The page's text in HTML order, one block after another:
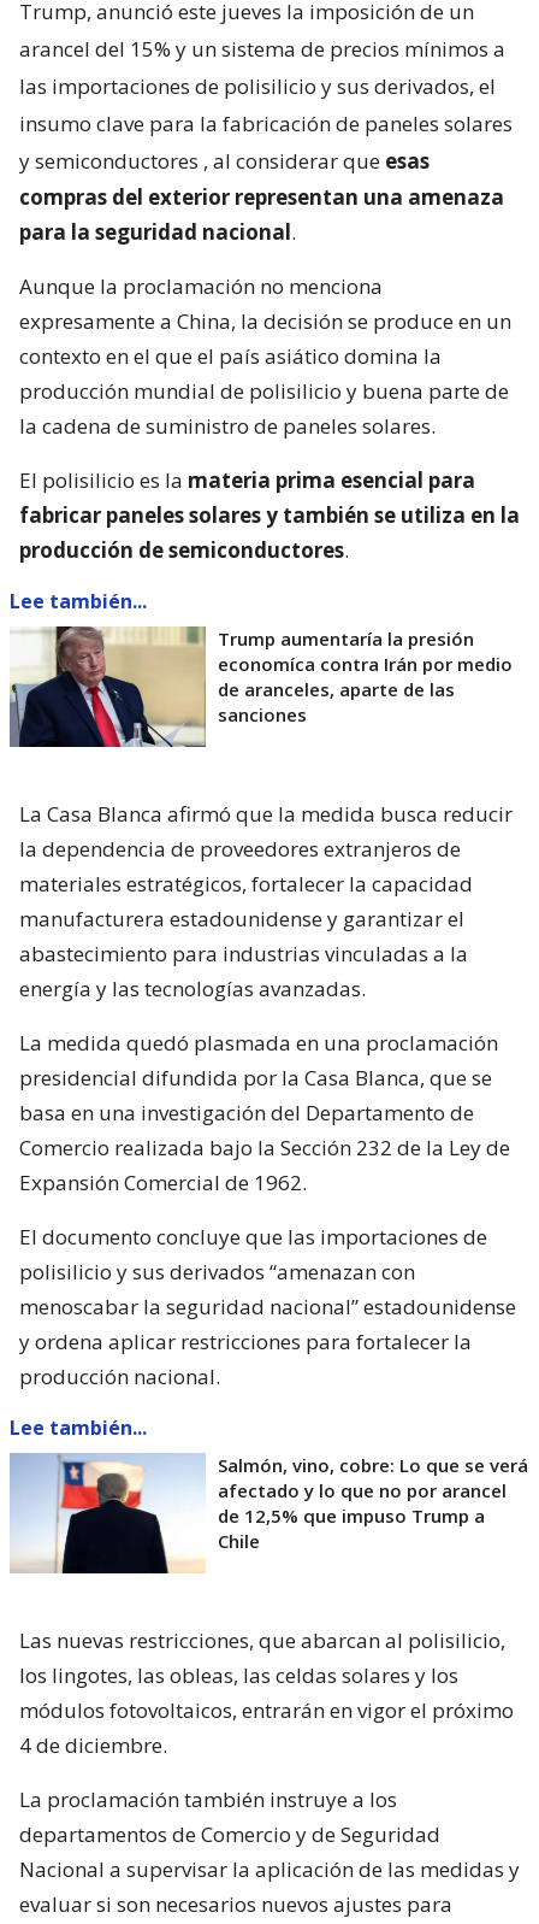
Trump, anunció este jueves la imposición de un
arancel del 15% y un sistema de precios mínimos a
las importaciones de polisilicio y sus derivados, el
insumo clave para la fabricación de paneles solares
y semiconductores , al considerar que esas
compras del exterior representan una amenaza
para la seguridad nacional.
Aunque la proclamación no menciona
expresamente a China, la decisión se produce en un
contexto en el que el país asiático domina la
producción mundial de polisilicio y buena parte de
la cadena de suministro de paneles solares.
El polisilicio es la materia prima esencial para
fabricar paneles solares y también se utiliza en la
producción de semiconductores.
Lee también...
Trump aumentaría la presión
economíca contra Irán por medio
de aranceles, aparte de las
sanciones
La Casa Blanca afirmó que la medida busca reducir
la dependencia de proveedores extranjeros de
materiales estratégicos, fortalecer la capacidad
manufacturera estadounidense y garantizar el
abastecimiento para industrias vinculadas a la
energía y las tecnologías avanzadas.
La medida quedó plasmada en una proclamación
presidencial difundida por la Casa Blanca, que se
basa en una investigación del Departamento de
Comercio realizada bajo la Sección 232 de la Ley de
Expansión Comercial de 1962.
El documento concluye que las importaciones de
polisilicio y sus derivados “amenazan con
menoscabar la seguridad nacional” estadounidense
y ordena aplicar restricciones para fortalecer la
producción nacional.
Lee también...
Salmón, vino, cobre: Lo que se verá
afectado y lo que no por arancel
de 12,5% que impuso Trump a
Chile
Las nuevas restricciones, que abarcan al polisilicio,
los lingotes, las obleas, las celdas solares y los
módulos fotovoltaicos, entrarán en vigor el próximo
4 de diciembre.
La proclamación también instruye a los
departamentos de Comercio y de Seguridad
Nacional a supervisar la aplicación de las medidas y
evaluar si son necesarios nuevos ajustes para